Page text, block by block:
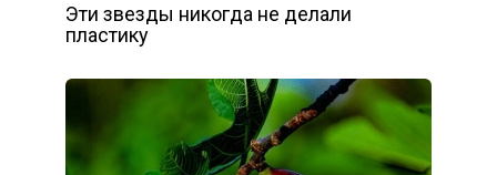
Эти звезды никогда не делали
пластику